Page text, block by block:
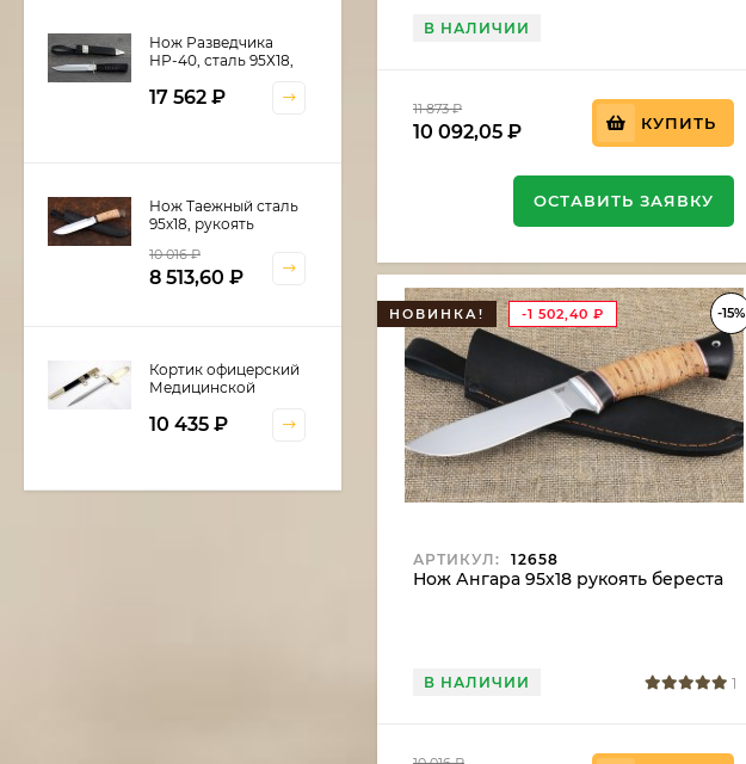
В НАЛИЧИИ
11 873₽
10 092,05 ₽ КУПИТЬ
ОСТАВИТЬ ЗАЯВКУ
-15%
НОВИНКА! -1 502,40 ₽
АРТИКУЛ: 12658
Нож Ангара 95х18 рукоять береста
В НАЛИЧИИ 1
Нож Разведчика
НР-40, сталь 95Х18,
черный граб,
17 562 ₽
Нож Таежный сталь
95х18, рукоять
10 016₽
8 513,60 ₽
Кортик офицерский
Медицинской
10 435 ₽